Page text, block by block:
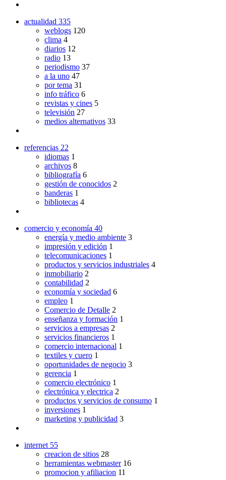
actualidad 335
weblogs 120
clima 4
diarios 12
radio 13
periodismo 37
a la uno 47
por tema 31
info tráfico 6
revistas y cines 5
televisión 27
medios alternativos 33
referencias 22
idiomas 1
archivos 8
bibliografía 6
gestión de conocidos 2
banderas 1
bibliotecas 4
comercio y economía 40
energía y medio ambiente 3
impresión y edición 1
telecomunicaciones 1
productos y servicios industriales 4
inmobiliario 2
contabilidad 2
economía y sociedad 6
empleo 1
Comercio de Detalle 2
enseñanza y formación 1
servicios a empresas 2
servicios financieros 1
comercio internacional 1
textiles y cuero 1
oportunidades de negocio 3
gerencia 1
comercio electrónico 1
electrónica y electrica 2
productos y servicios de consumo 1
inversiones 1
marketing y publicidad 3
internet 55
creacion de sitios 28
herramientas webmaster 16
promocion y afiliacion 11